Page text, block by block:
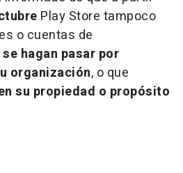
Play Store tampoco
o cuentas de
se hagan pasar por
organización, o que
su propiedad o propósito